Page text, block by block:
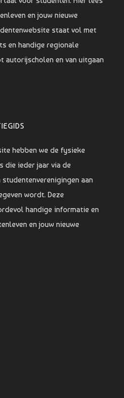
en jouw nieuwe
staat vol met
en handige regionale
autorijscholen en van uitgaan
hebben we de fysieke
die ieder jaar via de
aan
wordt. Deze
handige informatie en
en jouw nieuwe